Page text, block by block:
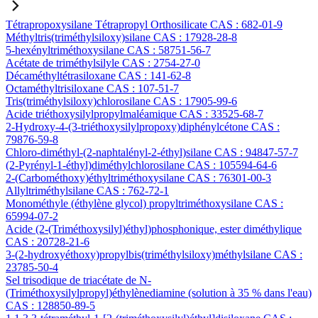
Tétrapropoxysilane Tétrapropyl Orthosilicate CAS : 682-01-9
Méthyltris(triméthylsiloxy)silane CAS : 17928-28-8
5-hexényltriméthoxysilane CAS : 58751-56-7
Acétate de triméthylsilyle CAS : 2754-27-0
Décaméthyltétrasiloxane CAS : 141-62-8
Octaméthyltrisiloxane CAS : 107-51-7
Tris(triméthylsiloxy)chlorosilane CAS : 17905-99-6
Acide triéthoxysilylpropylmaléamique CAS : 33525-68-7
2-Hydroxy-4-(3-triéthoxysilylpropoxy)diphénylcétone CAS :
79876-59-8
Chloro-diméthyl-(2-naphtalényl-2-éthyl)silane CAS : 94847-57-7
(2-Pyrényl-1-éthyl)diméthylchlorosilane CAS : 105594-64-6
2-(Carbométhoxy)éthyltriméthoxysilane CAS : 76301-00-3
Allyltriméthylsilane CAS : 762-72-1
Monométhyle (éthylène glycol) propyltriméthoxysilane CAS :
65994-07-2
Acide (2-(Triméthoxysilyl)éthyl)phosphonique, ester diméthylique
CAS : 20728-21-6
3-(2-hydroxyéthoxy)propylbis(triméthylsiloxy)méthylsilane CAS :
23785-50-4
Sel trisodique de triacétate de N-
(Triméthoxysilylpropyl)éthylènediamine (solution à 35 % dans l'eau)
CAS : 128850-89-5